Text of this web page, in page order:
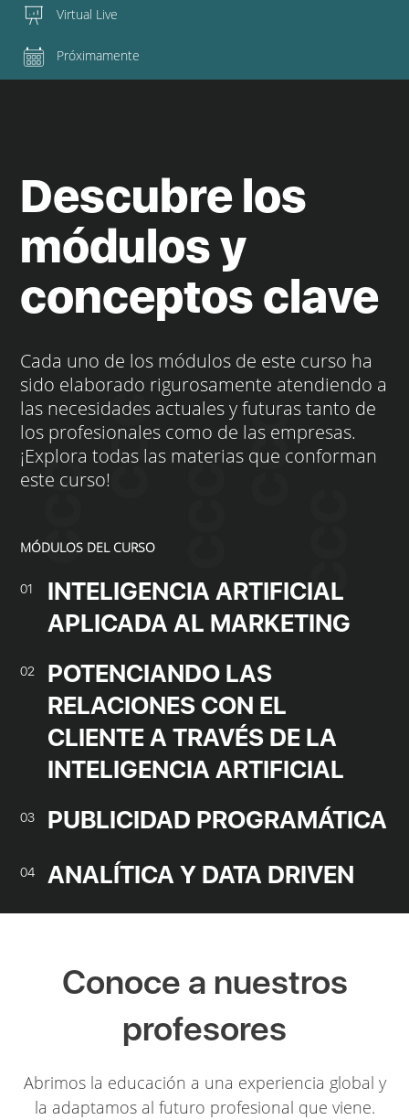
Virtual Live
Próximamente
Descubre los
módulos y
conceptos clave
Cada uno de los módulos de este curso ha
sido elaborado rigurosamente atendiendo a
las necesidades actuales y futuras tanto de
los profesionales como de las empresas.
¡Explora todas las materias que conforman
este curso!
MÓDULOS DEL CURSO
01
INTELIGENCIA ARTIFICIAL
APLICADA AL MARKETING
02
POTENCIANDO LAS
RELACIONES CON EL
CLIENTE A TRAVÉS DE LA
INTELIGENCIA ARTIFICIAL
03 PUBLICIDAD PROGRAMÁTICA
04 ANALÍTICA Y DATA DRIVEN
Conoce a nuestros
profesores
Abrimos la educación a una experiencia global y
la adaptamos al futuro profesional que viene.